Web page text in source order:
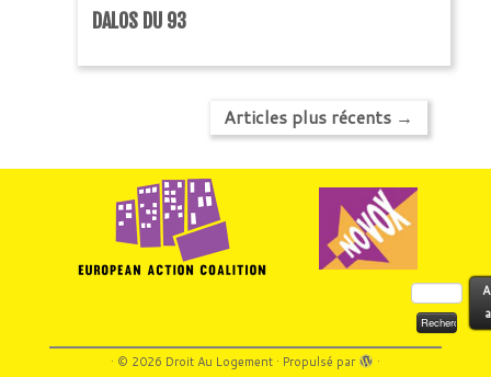
DALOS DU 93
Articles plus récents →
Rechercher :
· © 2026 Droit Au Logement· Propulsé par ·